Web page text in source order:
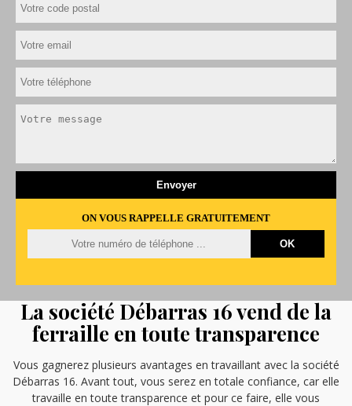
ON VOUS RAPPELLE GRATUITEMENT
La société Débarras 16 vend de la
ferraille en toute transparence
Vous gagnerez plusieurs avantages en travaillant avec la société
Débarras 16. Avant tout, vous serez en totale confiance, car elle
travaille en toute transparence et pour ce faire, elle vous